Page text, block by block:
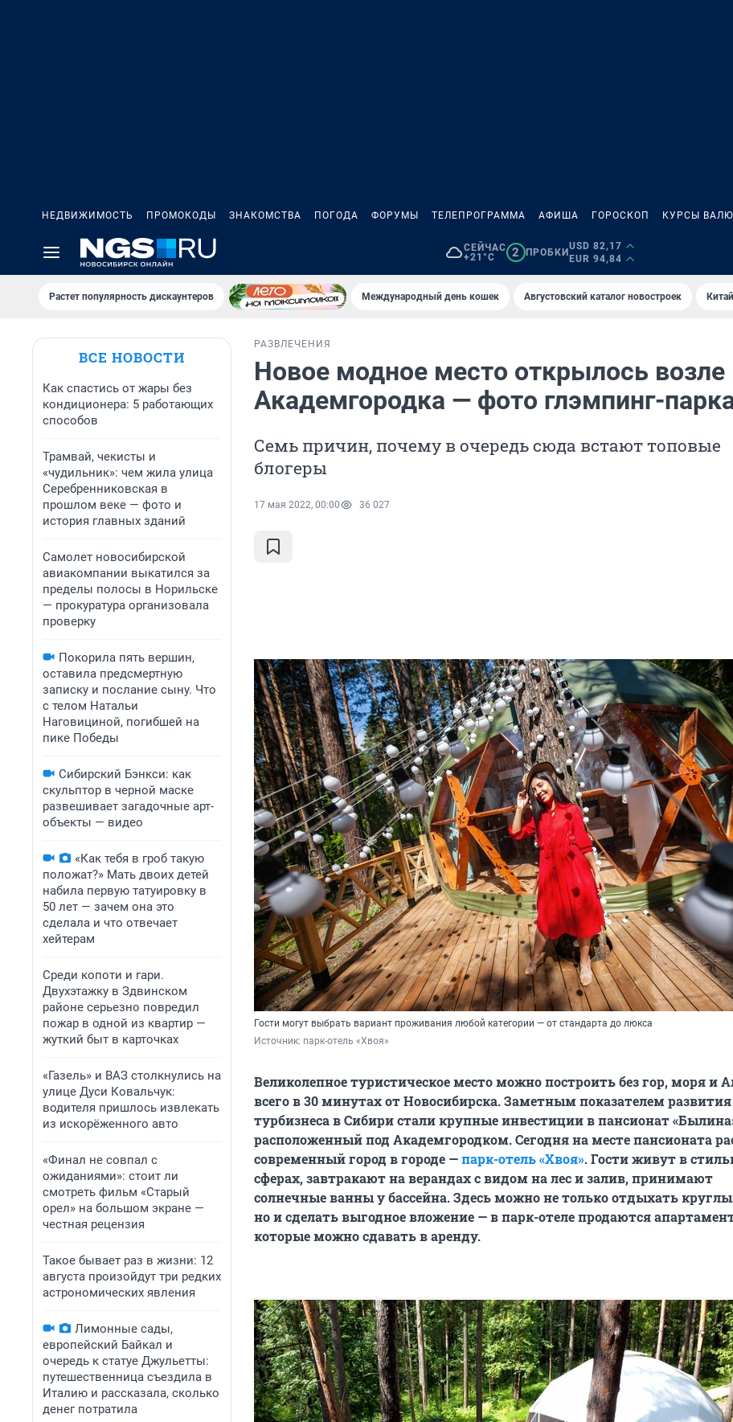
НЕДВИЖИМОСТЬ ПРОМОКОДЫ ЗНАКОМСТВА ПОГОДА ФОРУМЫ ТЕЛЕПРОГРАММА АФИША ГОРОСКОП КУРСЫ
СЕЙЧАС
+21°C
2 ПРОБКИ
USD 82,17
EUR 94,84
Растет популярность дискаунтеров Международный день кошек Августовский каталог новостроек
ВСЕ НОВОСТИ
Как спастись от жары без
кондиционера: 5 работающих
способов
Трамвай, чекисты и
«чудильник»: чем жила улица
Серебренниковская в
прошлом веке — фото и
история главных зданий
Самолет новосибирской
авиакомпании выкатился за
пределы полосы в Норильске
— прокуратура организовала
проверку
Покорила пять вершин,
оставила предсмертную
записку и послание сыну. Что
с телом Натальи
Наговициной, погибшей на
пике Победы
Сибирский Бэнкси: как
скульптор в черной маске
развешивает загадочные арт-
объекты — видео
«Как тебя в гроб такую
положат?» Мать двоих детей
набила первую татуировку в
50 лет — зачем она это
сделала и что отвечает
хейтерам
Среди копоти и гари.
Двухэтажку в Здвинском
районе серьезно повредил
пожар в одной из квартир —
жуткий быт в карточках
«Газель» и ВАЗ столкнулись на
улице Дуси Ковальчук:
водителя пришлось извлекать
из искорёженного авто
«Финал не совпал с
ожиданиями»: стоит ли
смотреть фильм «Старый
орел» на большом экране —
честная рецензия
Такое бывает раз в жизни: 12
августа произойдут три редких
астрономических явления
Лимонные сады,
европейский Байкал и
очередь к статуе Джульетты:
путешественница съездила в
Италию и рассказала, сколько
денег потратила
РАЗВЛЕЧЕНИЯ
Новое модное место открылось возле
Академгородка — фото глэмпинг-
Семь причин, почему в очередь сюда встают топовые
блогеры
17 мая 2022, 00:00 36 027
Гости могут выбрать вариант проживания любой категории — от стандарта до люкса
Источник: парк-отель «Хвоя»
Великолепное туристическое место можно построить без гор, моря и
всего в 30 минутах от Новосибирска. Заметным показателем развития
турбизнеса в Сибири стали крупные инвестиции в пансионат
расположенный под Академгородком. Сегодня на месте пансионата
современный город в городе —парк-отель «Хвоя». Гости живут в
сферах, завтракают на верандах с видом на лес и залив, принимают
солнечные ванны у бассейна. Здесь можно не только отдыхать
но и сделать выгодное вложение — в парк-отеле продаются
которые можно сдавать в аренду.